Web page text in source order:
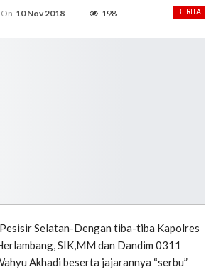
BERITA
On 10 Nov 2018 198
Selatan-Dengan tiba-tiba Kapolres
SIK,MM dan Dandim 0311
Akhadi beserta jajarannya “serbu”